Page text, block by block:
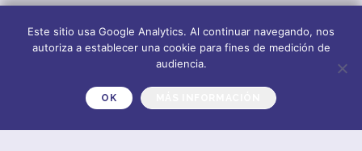
Este sitio usa Google Analytics. Al continuar navegando, nos
autoriza a establecer una cookie para fines de medición de
audiencia.
OK